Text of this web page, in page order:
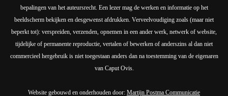
bepalingen van het auteursrecht. Een lezer mag de werken en informatie op het
beeldscherm bekijken en desgewenst afdrukken. Verveelvoudiging zoals (maar niet
beperkt tot): verspreiden, verzenden, opnemen in een ander werk, netwerk of website,
tijdelijke of permanente reproductie, vertalen of bewerken of anderszins al dan niet
commercieel hergebruik is niet toegestaan anders dan na toestemming van de eigenaren
van Caput Ovis.
Website gebouwd en onderhouden door: Martijn Postma Communicatie